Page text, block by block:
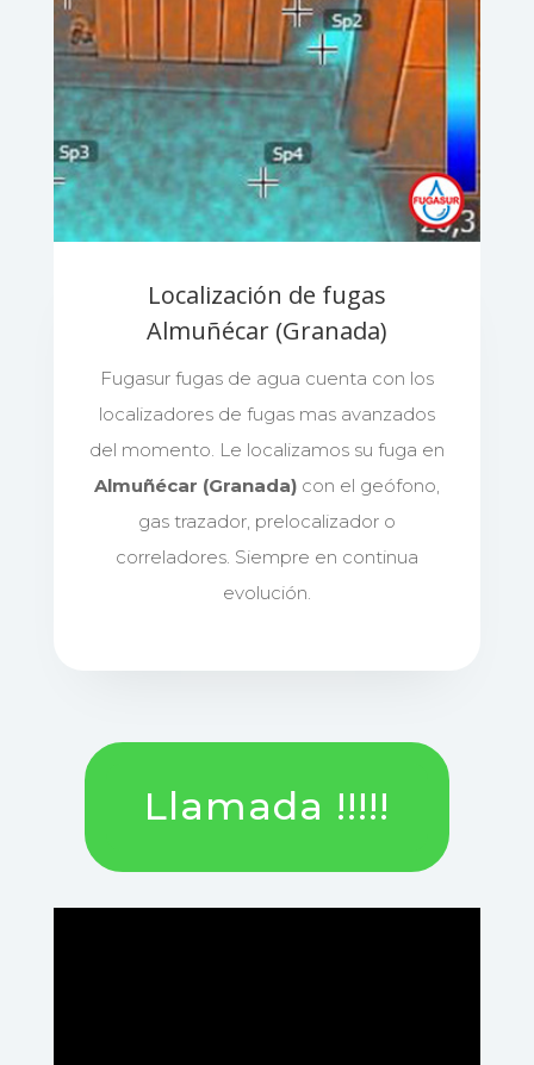
Localización de fugas
Almuñécar (Granada)
Fugasur fugas de agua cuenta con los
localizadores de fugas mas avanzados
del momento. Le localizamos su fuga en
Almuñécar (Granada)con el geófono,
gas trazador, prelocalizador o
correladores. Siempre en continua
evolución.
Llamada !!!!!